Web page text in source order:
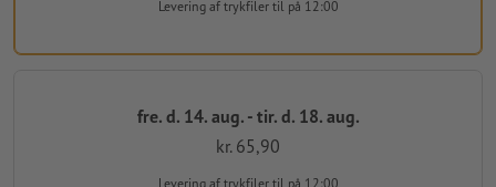
Levering af trykfiler til på 12:00
fre. d. 14. aug. - tir. d. 18. aug.
kr. 65,90
Levering af trykfiler til på 12:00